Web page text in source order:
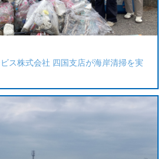
ス株式会社 四国支店が海岸清掃を実